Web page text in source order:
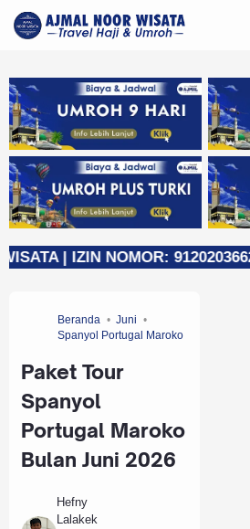
| IZIN NOMOR:
Beranda
Juni
Spanyol Portugal Maroko
Paket Tour
Spanyol
Portugal Maroko
Bulan Juni 2026
Hefny
Lalakek